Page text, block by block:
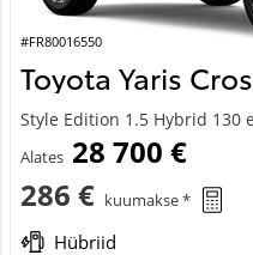
#FR80016550
Toyota Yaris
Style Edition 1.5 Hybrid 130
Alates 28 700 €
286 € kuumakse *
Hübriid